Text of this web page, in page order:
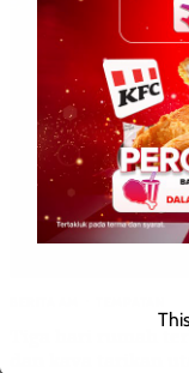
Tiga hari rumah